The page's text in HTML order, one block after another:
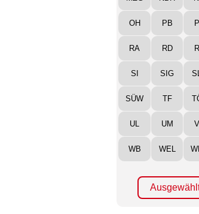
OH PB
RA RD
SI SIG
SÜW TF
UL UM
WB WEL